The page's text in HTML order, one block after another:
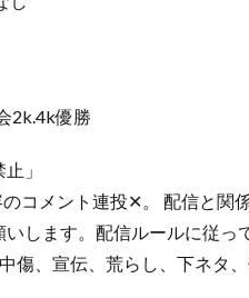
2k.4k優勝
」
コメント連投✕。 配信と関
します。配信ルールに従
傷、宣伝、荒らし、下ネタ